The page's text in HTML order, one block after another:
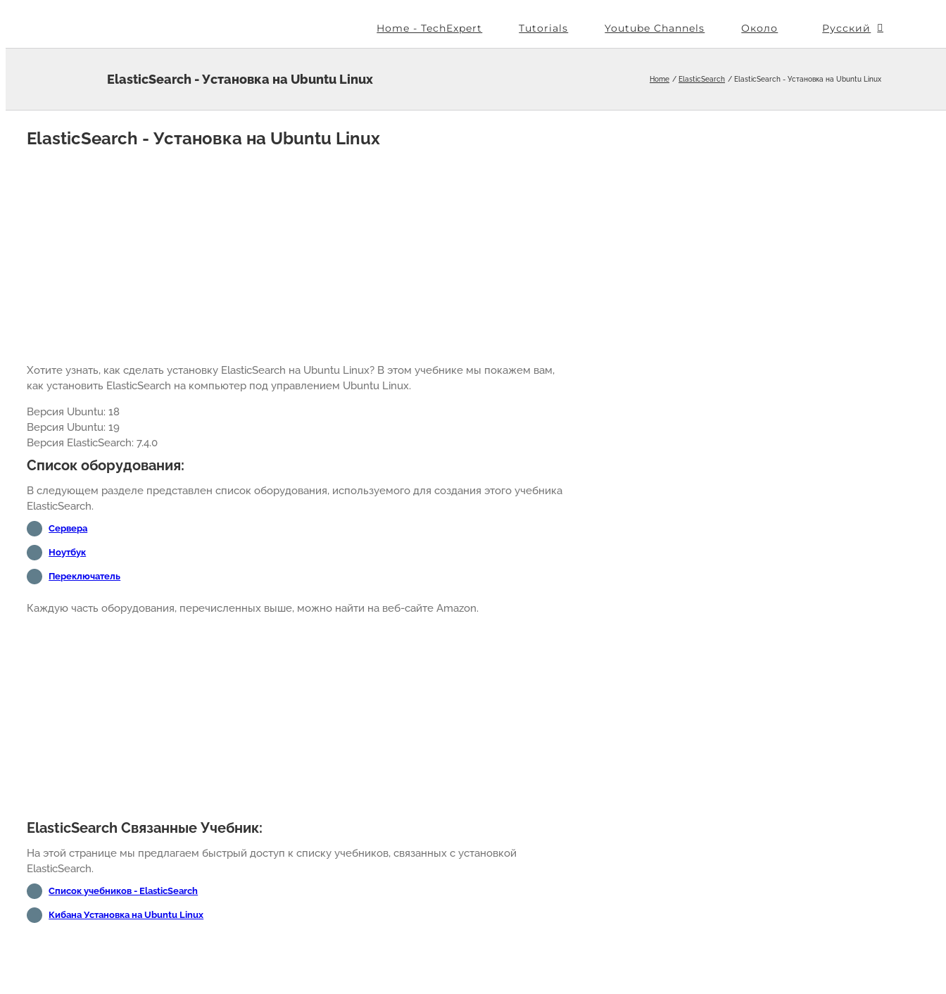
Home - TechExpert Tutorials Youtube Channels Около Русский
ElasticSearch - Установка на Ubuntu Linux Home ElasticSearch ElasticSearch - Установка на Ubuntu Linux
ElasticSearch - Установка на Ubuntu Linux
Хотите узнать, как сделать установку ElasticSearch на Ubuntu Linux? В этом учебнике мы покажем вам,
как установить ElasticSearch на компьютер под управлением Ubuntu Linux.
Версия Ubuntu: 18
Версия Ubuntu: 19
Версия ElasticSearch: 7.4.0
Список оборудования:
В следующем разделе представлен список оборудования, используемого для создания этого учебника
ElasticSearch.
Сервера
Ноутбук
Переключатель
Каждую часть оборудования, перечисленных выше, можно найти на веб-сайте Amazon.
ElasticSearch Связанные Учебник:
На этой странице мы предлагаем быстрый доступ к списку учебников, связанных с установкой
ElasticSearch.
Список учебников - ElasticSearch
Кибана Установка на Ubuntu Linux